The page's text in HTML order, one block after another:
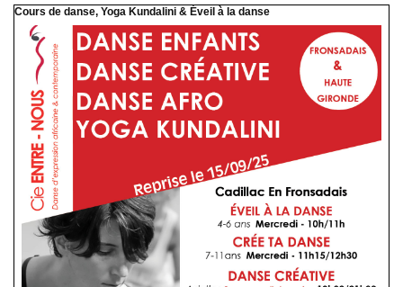
Cours de danse, Yoga Kundalini & Éveil à la danse